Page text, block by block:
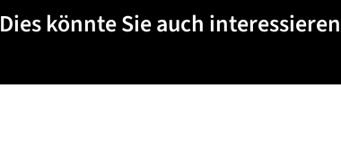
Dies könnte Sie auch interessieren